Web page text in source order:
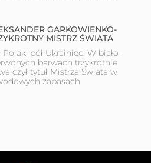
GARKOWIENKO-
MISTRZ ŚWIATA
Polak, pół Ukrainiec. W biało-
barwach trzykrotnie
tytuł Mistrza Świata w
zapasach